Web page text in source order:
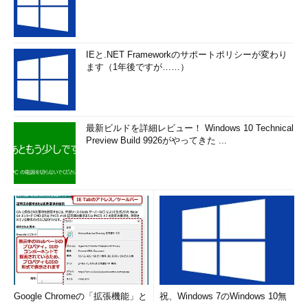
IEと.NET Frameworkのサポートポリシーが変わり
ます（1年後ですが……）
最新ビルドを詳細レビュー！ Windows 10 Technical
Preview Build 9926がやってきた ...
Google Chromeの「拡張機能」と
祝、Windows 7のWindows 10無